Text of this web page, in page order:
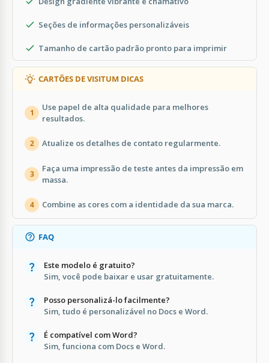
Seções de informações personalizáveis
Tamanho de cartão padrão pronto para imprimir
CARTÕES DE VISITUM DICAS
1
Use papel de alta qualidade para melhores
resultados.
2 Atualize os detalhes de contato regularmente.
3
Faça uma impressão de teste antes da impressão em
massa.
4 Combine as cores com a identidade da sua marca.
FAQ
Este modelo é gratuito?
Sim, você pode baixar e usar gratuitamente.
Posso personalizá-lo facilmente?
Sim, tudo é personalizável no Docs e Word.
É compatível com Word?
Sim, funciona com Docs e Word.